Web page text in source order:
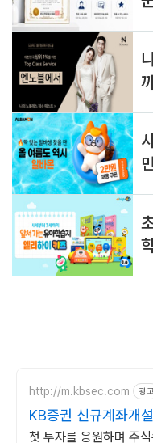
http://m.kbsec.com 광
KB증권 신규계좌개
식쿠폰 최대 5만원
첫 투자를 응원하며 주